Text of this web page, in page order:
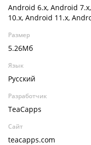
Android 6.x, Android
10.x, Android 11.x,
Размер
5.26Мб
Язык
Русский
Разработчик
TeaCapps
Сайт
teacapps.com